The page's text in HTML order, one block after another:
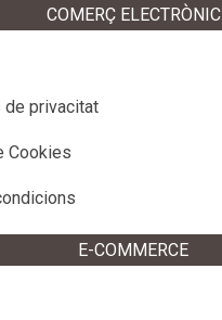
COMERÇ ELECTRÒNIC
privacitat
Cookies
E-COMMERCE